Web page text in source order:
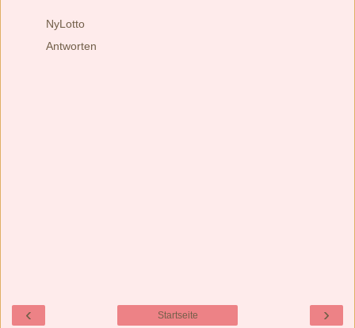
NyLotto
Antworten
‹ ›
Startseite